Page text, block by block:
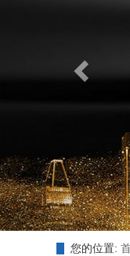
您的位置: